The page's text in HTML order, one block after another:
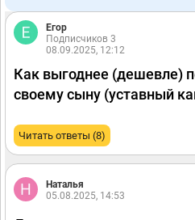
Егор
Подписчиков 3
08.09.2025, 12:12
Как выгоднее (дешевле)
своему сыну (уставный
Читать ответы (8)
Наталья
05.08.2025, 14:53